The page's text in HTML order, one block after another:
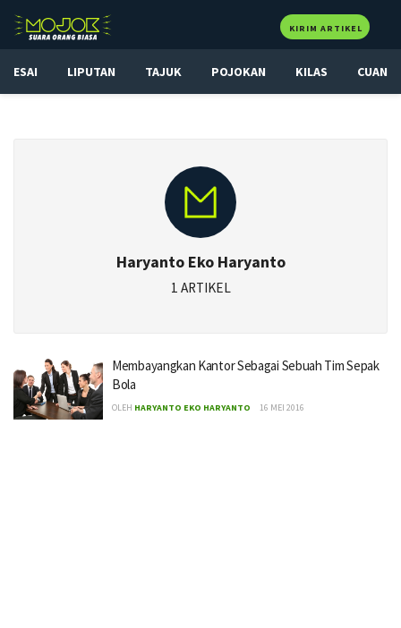
KIRIM ARTIKEL
ESAI LIPUTAN TAJUK POJOKAN KILAS CUAN
Haryanto Eko Haryanto
1 ARTIKEL
Membayangkan Kantor Sebagai Sebuah Tim Sepak
Bola
OLEH HARYANTO EKO HARYANTO 16 MEI 2016